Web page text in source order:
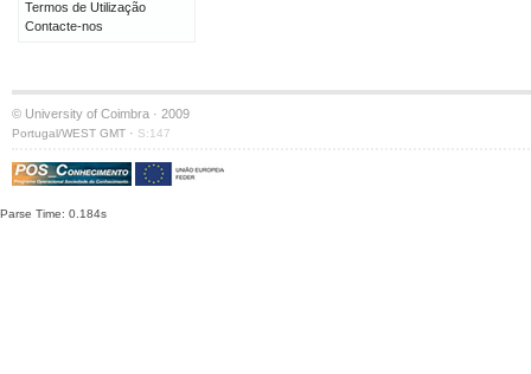
Termos de Utilização
Contacte-nos
© University of Coimbra · 2009
Portugal/WEST GMT · S:147
Parse Time: 0.184s